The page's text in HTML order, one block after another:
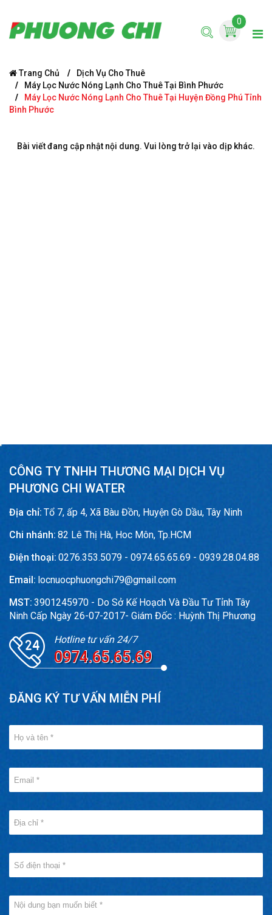
0
Trang Chủ
Dịch Vụ Cho Thuê
Máy Lọc Nước Nóng Lạnh Cho Thuê Tại Bình Phước
Máy Lọc Nước Nóng Lạnh Cho Thuê Tại Huyện Đồng Phú Tỉnh
Bình Phước
Bài viết đang cập nhật nội dung. Vui lòng trở lại vào dịp khác.
CÔNG TY TNHH THƯƠNG MẠI DỊCH VỤ
PHƯƠNG CHI WATER
Địa chỉ: Tổ 7, ấp 4, Xã Bàu Đồn, Huyện Gò Dầu, Tây Ninh
Chi nhánh: 82 Lê Thị Hà, Hoc Môn, Tp.HCM
Điện thoại: 0276.353.5079 - 0974.65.65.69 - 0939.28.04.88
Email: locnuocphuongchi79@gmail.com
MST: 3901245970 - Do Sở Kế Hoạch Và Đầu Tư Tỉnh Tây
Ninh Cấp Ngày 26-07-2017- Giám Đốc : Huỳnh Thị Phương
Hotline tư vấn 24/7
0974.65.65.69
ĐĂNG KÝ TƯ VẤN MIỄN PHÍ